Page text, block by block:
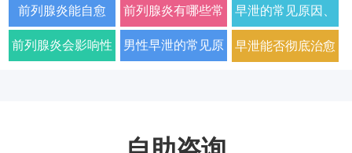
门诊哪家好正规男
科医院排名
哪家男科医院好
2026年口碑推荐
疗？2026年男科专
家详解病因与科学
前列腺炎能自愈
吗？2026年科学治
前列腺炎有哪些常
见症状以及如何科
早泄的常见原因、
症状及改善方法全
前列腺炎会影响性 男性早泄的常见原 早泄能否彻底治愈